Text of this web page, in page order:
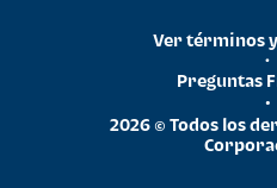
2026 © Todos los
•
Preguntas
•
Ver términos